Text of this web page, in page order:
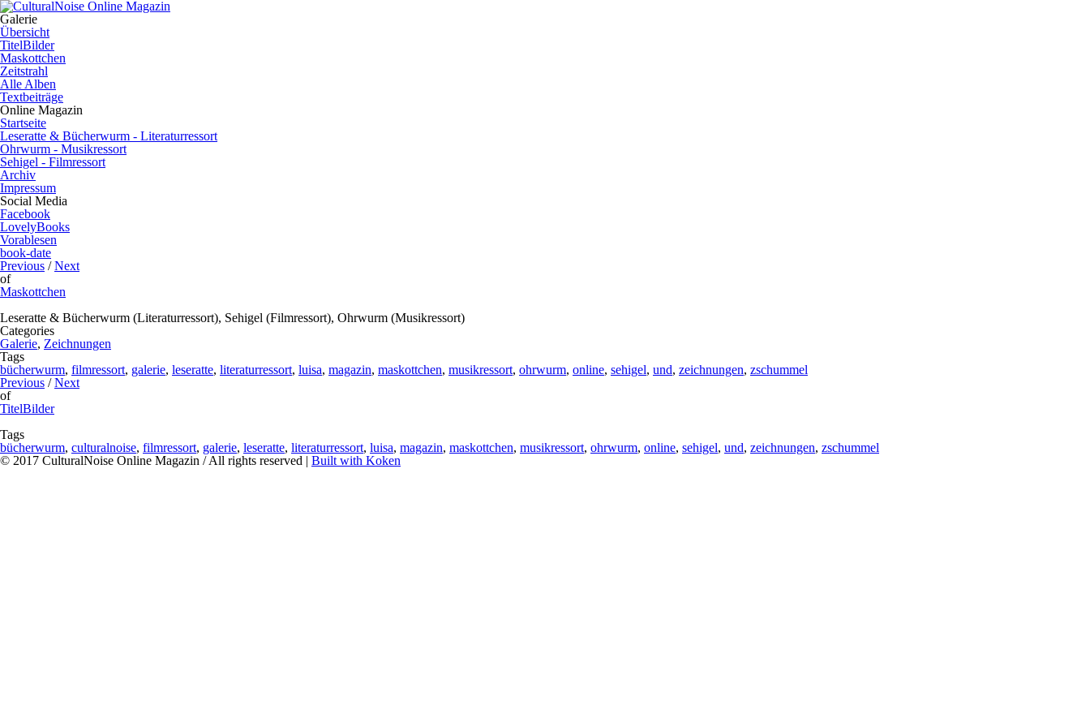
Galerie
Übersicht
TitelBilder
Maskottchen
Zeitstrahl
Alle Alben
Textbeiträge
Online Magazin
Startseite
Leseratte & Bücherwurm - Literaturressort
Ohrwurm - Musikressort
Sehigel - Filmressort
Archiv
Impressum
Social Media
Facebook
LovelyBooks
Vorablesen
book-date
Previous /Next
of
Maskottchen
Leseratte & Bücherwurm (Literaturressort), Sehigel (Filmressort), Ohrwurm (Musikressort)
Categories
Galerie, Zeichnungen
Tags
bücherwurm, filmressort, galerie, leseratte, literaturressort, luisa, magazin, maskottchen, musikressort, ohrwurm, online, sehigel, und, zeichnungen, zschummel
Previous /Next
of
TitelBilder
Tags
bücherwurm, culturalnoise, filmressort, galerie, leseratte, literaturressort, luisa, magazin, maskottchen, musikressort, ohrwurm, online, sehigel, und, zeichnungen, zschummel
© 2017 CulturalNoise Online Magazin / All rights reserved | Built with Koken